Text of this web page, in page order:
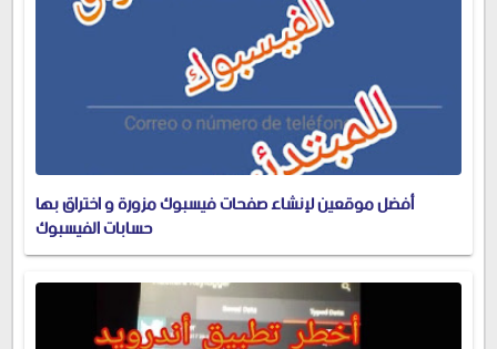
أفضل موقعين لإنشاء صفحات فيسبوك مزورة و اختراق بها
حسابات الفيسبوك